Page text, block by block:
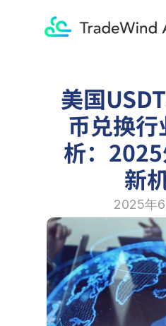
美国
币兑换
析：
新
2025年6